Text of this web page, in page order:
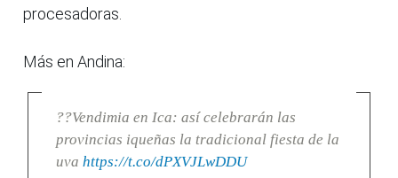
procesadoras.
Más en Andina:
??Vendimia en Ica: así celebrarán las
provincias iqueñas la tradicional fiesta de la
uva https://t.co/dPXVJLwDDU